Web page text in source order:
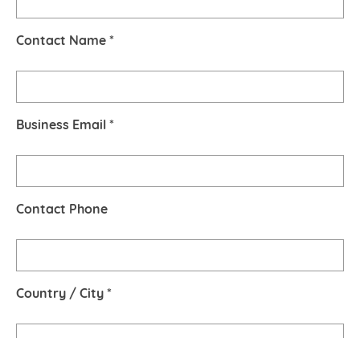
Contact Name *
Business Email *
Contact Phone
Country / City *